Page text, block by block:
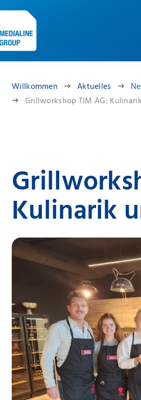
Willkommen Aktuelles
Grillworkshop TIM AG:
Kulinarik